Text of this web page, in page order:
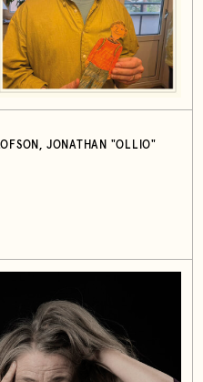
JONATHAN "OLLIO"